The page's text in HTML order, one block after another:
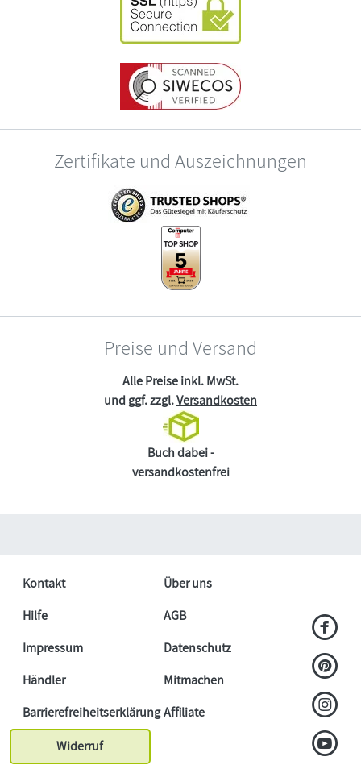
Zertifikate und Auszeichnungen
Preise und Versand
Alle Preise inkl. MwSt.
und ggf. zzgl.Versandkosten
Buch dabei -
versandkostenfrei
Kontakt
Über uns
Hilfe
AGB
Impressum
Datenschutz
Händler
Mitmachen
BarrierefreiheitserklärungAffiliate
Widerruf